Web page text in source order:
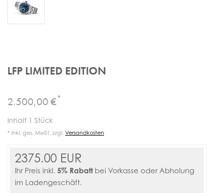
LFP LIMITED EDITION
2.500,00 €*
Inhalt 1 Stück
* inkl. ges. MwSt. zzgl. Versandkosten
2375.00 EUR
Ihr Preis inkl. 5% Rabattbei Vorkasse oder Abholung
im Ladengeschäft.